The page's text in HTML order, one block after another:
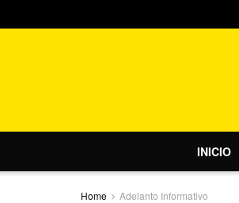
INICIO
Home Adelanto Informativo